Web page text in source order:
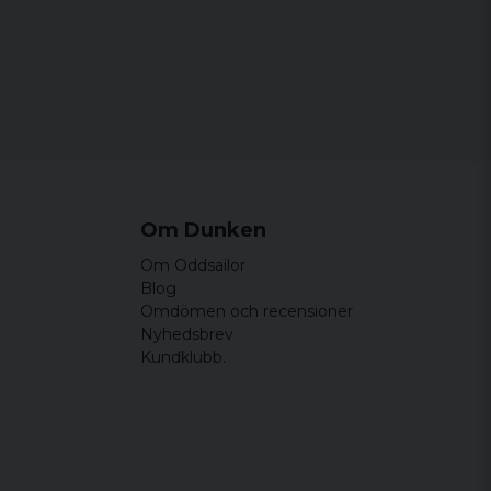
Om Dunken
Om Oddsailor
Blog
Omdömen och recensioner
Nyhedsbrev
Kundklubb.